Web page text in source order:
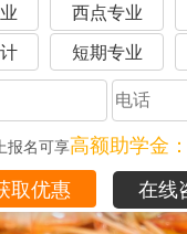
西点专业
短期专业
报名可享高额助学金
在线